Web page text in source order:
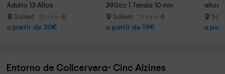
Adulto 13 Años
Sallent 25.4 km
a partir de 30€
390cc 1 Tanda 10 min
Sallent 25.4 km
a partir de 19€
años
a
Entorno de Collcervera- Cinc Alzines